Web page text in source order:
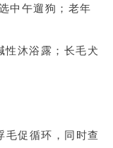
中午遛狗；老年
性沐浴露；长毛犬
促循环，同时查